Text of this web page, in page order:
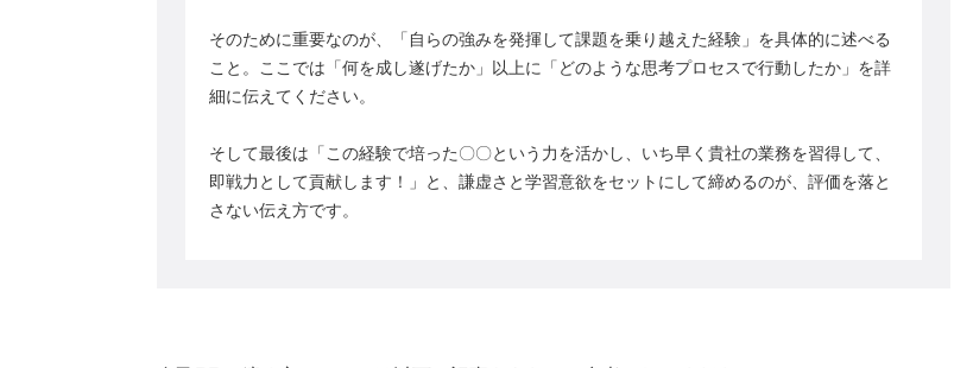
そのために重要なのが、「自らの強みを発揮して課題を乗り越えた経験」を具体的に述べる
こと。ここでは「何を成し遂げたか」以上に「どのような思考プロセスで行動したか」を詳
細に伝えてください。
そして最後は「この経験で培った〇〇という力を活かし、いち早く貴社の業務を習得して、
即戦力として貢献します！」と、謙虚さと学習意欲をセットにして締めるのが、評価を落と
さない伝え方です。